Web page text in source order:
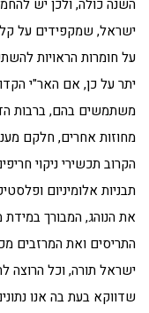
השנה כולה, ולכן יש
ישראל, שמקפידים על
על חומרות הראויות
יתר על כן, אם האר"י
משתמשים בהם, ברבות
מחוזות אחרים, חלקם
הקרוב תכשירי ניקוי
תבניות אלומיניום
את הנוהג, המבורך
התריסים ואת המרזבים
ישראל תורה, וכל הרוצה
שדווקא בעת בה אנו